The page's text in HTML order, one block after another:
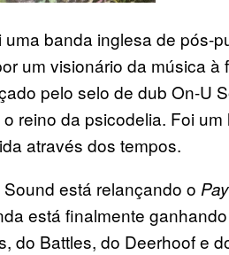
uma banda inglesa de pós-
um visionário da música
pelo selo de dub On-U
reino da psicodelia. Foi
através dos tempos.
está relançando o
está finalmente
do Battles, do Deerhoof e